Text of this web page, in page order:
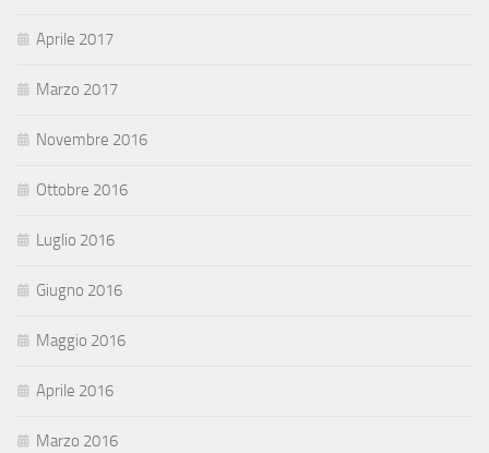
Aprile 2017
Marzo 2017
Novembre 2016
Ottobre 2016
Luglio 2016
Giugno 2016
Maggio 2016
Aprile 2016
Marzo 2016